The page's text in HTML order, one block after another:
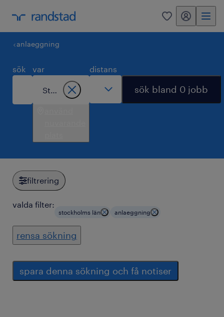
0 mitt randstad
anlaeggning
sök var distans
sök bland 0 jobb
filtrering
valda filter:
stockholms län anlaeggning
rensa sökning
spara denna sökning och få notiser